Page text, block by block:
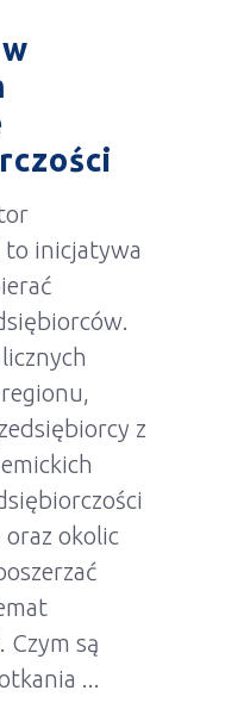
to inicjatywa
z
oraz okolic
Czym są